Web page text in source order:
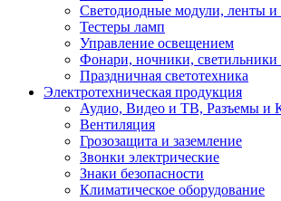
Светодиодные модули, ленты
Тестеры ламп
Управление освещением
Фонари, ночники, светильники
Праздничная светотехника
Электротехническая продукция
Аудио, Видео и ТВ, Разъемы и
Вентиляция
Грозозащита и заземление
Звонки электрические
Знаки безопасности
Климатическое оборудование